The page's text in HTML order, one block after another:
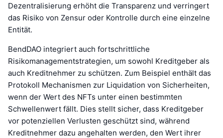
Dezentralisierung erhöht die Transparenz und verringert
das Risiko von Zensur oder Kontrolle durch eine einzelne
Entität.
BendDAO integriert auch fortschrittliche
Risikomanagementstrategien, um sowohl Kreditgeber als
auch Kreditnehmer zu schützen. Zum Beispiel enthält das
Protokoll Mechanismen zur Liquidation von Sicherheiten,
wenn der Wert des NFTs unter einen bestimmten
Schwellenwert fällt. Dies stellt sicher, dass Kreditgeber
vor potenziellen Verlusten geschützt sind, während
Kreditnehmer dazu angehalten werden, den Wert ihrer